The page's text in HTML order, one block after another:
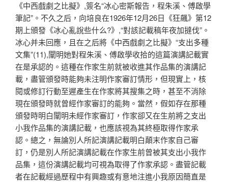
《中西戲劇之比擬》,簽名“冰心密斯報告，程朱溪、傅啟學
筆記”。不久之后，向培良在1926年12月26日《狂飆》第12
期上頒發《冰心亂說些什么?》,“對該記載稿年夜加撻伐”。
冰心并未回應，且在之后將《中西戲劇之比擬》“支出多種
文集”(11),闡明她對程朱溪、傅啟學收拾的這篇演講記載實
在是承認的。這種在作家生前就被收進其作品集的演講記
載，盡管頒發時能夠未注明作家審訂情形，但現實上，核
閱或修訂行動至遲產生在作家將其搜集之時，甚至不消除
現在頒發時就曾經作家審訂的能夠。當然，假如存在那種
頒發時明白闡明未經作家審訂，作家卻又在生前將之支出
小我作品集的演講記載，也應該視為其終極取得作家承
認。總之，無論別人所記演講記載明白顛末作家自己審
訂，仍是別人所記演講記載在作家生前曾被其支出小我作
品集，這份演講記載均可視為取得了作家承認。盡管記載
者在記載經過歷程中有興趣或有意地注進小我原因簡直是